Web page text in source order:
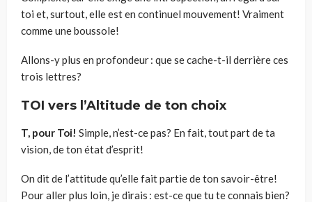
toi et, surtout, elle est en continuel mouvement! Vraiment
comme une boussole!
Allons-y plus en profondeur : que se cache-t-il derrière ces
trois lettres?
TOI vers l’Altitude de ton choix
T, pour Toi! Simple, n’est-ce pas? En fait, tout part de ta
vision, de ton état d’esprit!
On dit de l’attitude qu’elle fait partie de ton savoir-être!
Pour aller plus loin, je dirais : est-ce que tu te connais bien?